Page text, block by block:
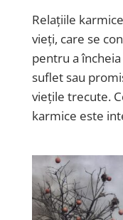
Relațiile
vieți, care se
pentru a
suflet sau
viețile trecute.
karmice este